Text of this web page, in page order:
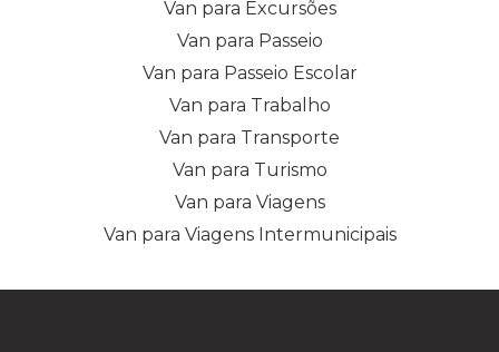
Van para Excursões
Van para Passeio
Van para Passeio Escolar
Van para Trabalho
Van para Transporte
Van para Turismo
Van para Viagens
Van para Viagens Intermunicipais